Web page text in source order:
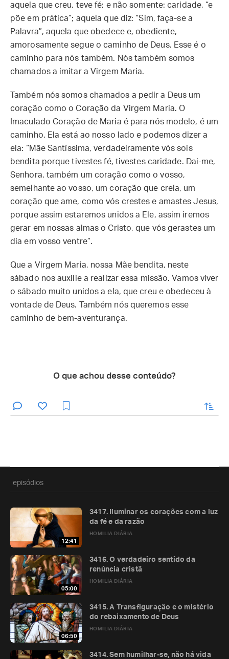
aquela que creu, teve fé; e não somente: caridade, “e
põe em prática”; aquela que diz: “Sim, faça-se a
Palavra”, aquela que obedece e, obediente,
amorosamente segue o caminho de Deus. Esse é o
caminho para nós também. Nós também somos
chamados a imitar a Virgem Maria.
Também nós somos chamados a pedir a Deus um
coração como o Coração da Virgem Maria. O
Imaculado Coração de Maria é para nós modelo, é um
caminho. Ela está ao nosso lado e podemos dizer a
ela: “Mãe Santíssima, verdadeiramente vós sois
bendita porque tivestes fé, tivestes caridade. Dai-me,
Senhora, também um coração como o vosso,
semelhante ao vosso, um coração que creia, um
coração que ame, como vós crestes e amastes Jesus,
porque assim estaremos unidos a Ele, assim iremos
gerar em nossas almas o Cristo, que vós gerastes um
dia em vosso ventre”.
Que a Virgem Maria, nossa Mãe bendita, neste
sábado nos auxilie a realizar essa missão. Vamos viver
o sábado muito unidos a ela, que creu e obedeceu à
vontade de Deus. Também nós queremos esse
caminho de bem-aventurança.
O que achou desse conteúdo?
enviar
episódios
12:41
HOMILIA DIÁRIA
3417. Iluminar os corações com a luz
da fé e da razão
05:00
HOMILIA DIÁRIA
3416. O verdadeiro sentido da
renúncia cristã
06:50
HOMILIA DIÁRIA
3415. A Transfiguração e o mistério
do rebaixamento de Deus
3414. Sem humilhar-se, não há vida